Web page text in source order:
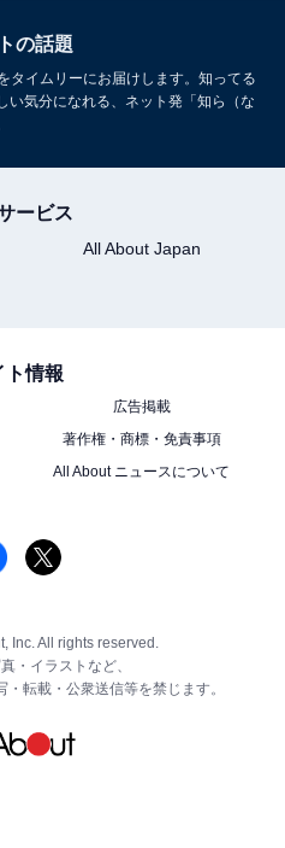
の話題
タイムリーにお届けします。知ってる
い気分になれる、ネット発「知ら（な
ービス
All About Japan
ト情報
広告掲載
著作権・商標・免責事項
All About ニュースについて
Inc. All rights reserved.
・イラストなど、
転載・公衆送信等を禁じます。